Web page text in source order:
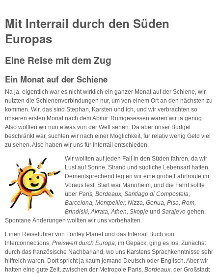
Mit Interrail durch den Süden
Europas
Eine Reise mit dem Zug
Ein Monat auf der Schiene
Na ja, eigentlich war es nicht wirklich ein ganzer Monat auf der Schiene, wir
nutzten die Schienenverbindungen nur, um von einem Ort an den nächsten zu
kommen. Wir, das sind Stephan, Karsten und ich, und wir verbrachten so
unseren ersten Monat nach dem Abitur. Rumgesessen waren wir ja genug.
Also wollten wir nun etwas von der Welt sehen. Da aber unser Budget
beschränkt war, suchten wir nach einer Möglichkeit, für relativ wenig Geld viel
zu sehen. Also haben wir uns für Interrail entschieden.
Wir wollten auf jeden Fall in den Süden fahren, da wir
Lust auf Sonne, Strand und südliche Lebensart hatten.
Dementsprechend legten wir eine grobe Fahrtroute im
Voraus fest. Start war Mannheim, und die Fahrt sollte
über Paris, Bordeaux, Santiago di Compostela,
Barcelona, Montpellier, Nizza, Genua, Pisa, Rom,
Brindiski, Akrata, Athen, Skopje und Sarajevo gehen.
Spontane Änderungen wollten wir uns vorbehalten.
Einen Reiseführer von Lonley Planet und das Interrail Buch von
Interconnections, Preiswert durch Europa , im Gepäck, ging es los. Zunächst
durch das französische Nachbarland, wo uns Karstens Sprachkenntnisse sehr
hilfreich waren. Dort spricht ja kaum jemand Deutsch oder Englisch. Aber wir
hatten eine gute Zeit, zwischen der Metropole Paris, Bordeaux , der Großstadt